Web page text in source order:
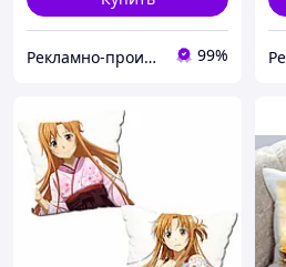
Рекламно-производственная компания "Илюзион" 99%